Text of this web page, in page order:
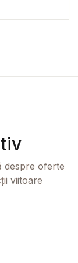
despre oferte
viitoare